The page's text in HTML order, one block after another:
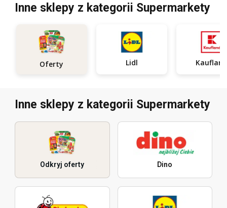
Inne sklepy z kategorii Supermarkety
Oferty Lidl
Inne sklepy z kategorii Supermarkety
Odkryj oferty Dino